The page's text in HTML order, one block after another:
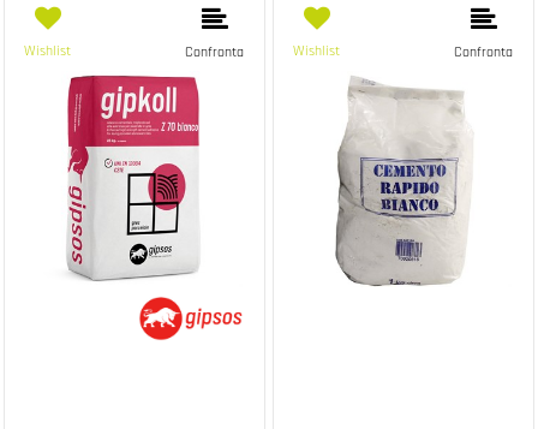
Wishlist Confronta Wishlist Confronta